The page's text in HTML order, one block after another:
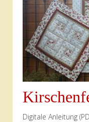
Digitale Anleitung